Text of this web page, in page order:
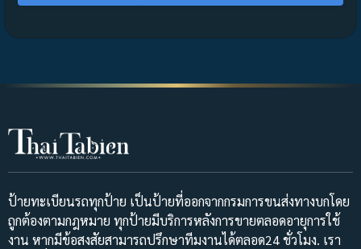
ป้ายทะเบียนรถทุกป้าย เป็นป้ายที่ออกจากกรมการขนส่งทางบกโดย
ถูกต้องตามกฎหมาย ทุกป้ายมีบริการหลังการขายตลอดอายุการใช้
งาน หากมีข้อสงสัยสามารถปรึกษาทีมงานได้ตลอด24 ชั่วโมง. เรา